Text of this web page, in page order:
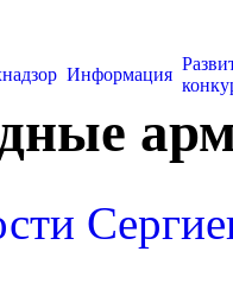
Информация